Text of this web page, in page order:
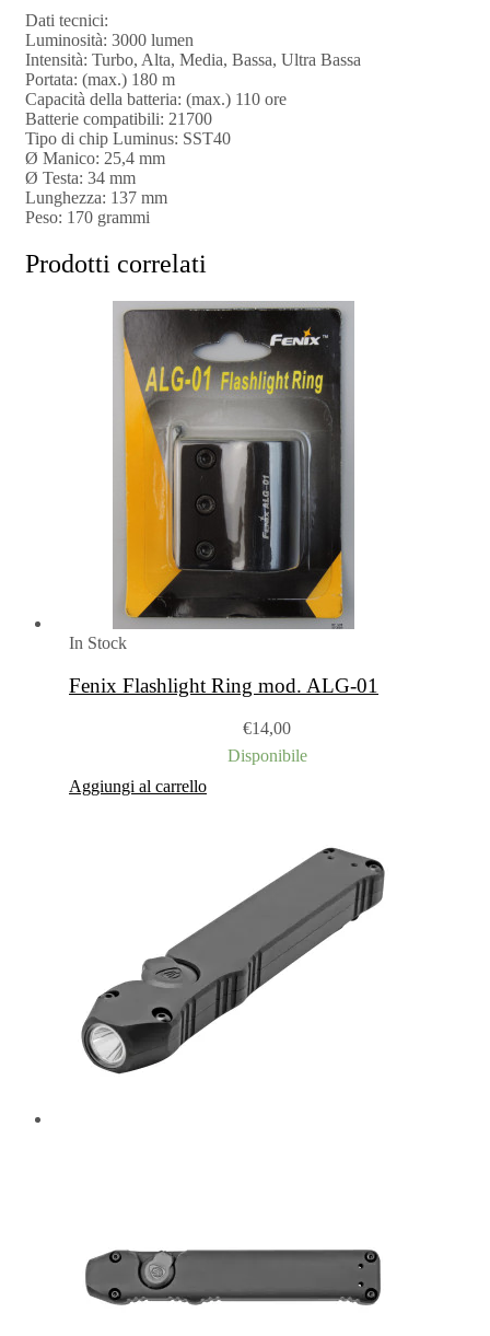
Dati tecnici:
Luminosità: 3000 lumen
Intensità: Turbo, Alta, Media, Bassa, Ultra Bassa
Portata: (max.) 180 m
Capacità della batteria: (max.) 110 ore
Batterie compatibili: 21700
Tipo di chip Luminus: SST40
Ø Manico: 25,4 mm
Ø Testa: 34 mm
Lunghezza: 137 mm
Peso: 170 grammi
Prodotti correlati
In Stock
Fenix Flashlight Ring mod. ALG-01
€14,00
Disponibile
Aggiungi al carrello